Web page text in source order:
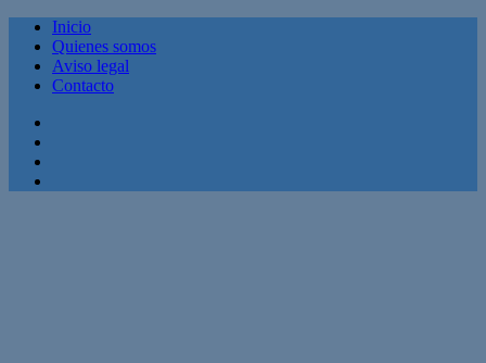
Inicio
Quienes somos
Aviso legal
Contacto